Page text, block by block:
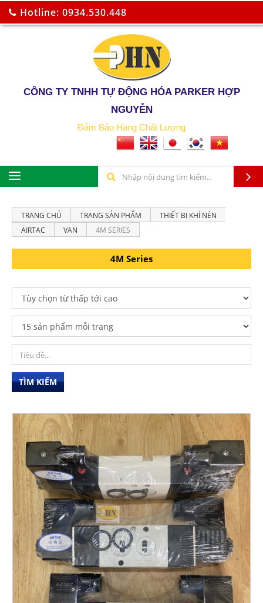
Hotline: 0934.530.448
CÔNG TY TNHH TỰ ĐỘNG HÓA PARKER HỢP
NGUYỄN
Đảm Bảo Hàng Chất Lượng
TRANG CHỦ TRANG SẢN PHẨM
THIẾT BỊ KHÍ NÉN
AIRTAC
VAN 4M SERIES
4M Series
TÌM KIẾM